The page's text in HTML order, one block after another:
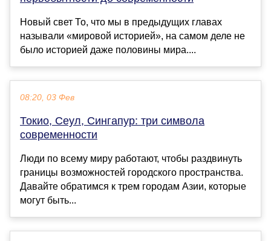
Новый свет То, что мы в предыдущих главах
называли «мировой историей», на самом деле не
было историей даже половины мира....
08:20, 03 Фев
Токио, Сеул, Сингапур: три символа
современности
Люди по всему миру работают, чтобы раздвинуть
границы возможностей городского пространства.
Давайте обратимся к трем городам Азии, которые
могут быть...